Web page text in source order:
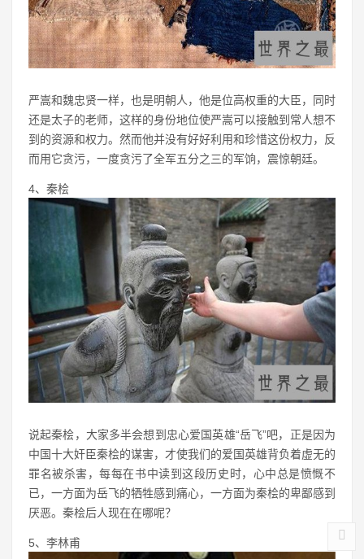
严嵩和魏忠贤一样，也是明朝人，他是位高权重的大臣，同时
还是太子的老师，这样的身份地位使严嵩可以接触到常人想不
到的资源和权力。然而他并没有好好利用和珍惜这份权力，反
而用它贪污，一度贪污了全军五分之三的军饷，震惊朝廷。
4、秦桧
说起秦桧，大家多半会想到忠心爱国英雄“岳飞”吧，正是因为
中国十大奸臣秦桧的谋害，才使我们的爱国英雄背负着虚无的
罪名被杀害，每每在书中读到这段历史时，心中总是愤慨不
已，一方面为岳飞的牺牲感到痛心，一方面为秦桧的卑鄙感到
厌恶。秦桧后人现在在哪呢？
5、李林甫